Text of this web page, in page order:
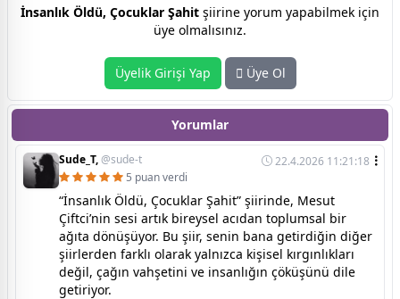
İnsanlık Öldü, Çocuklar Şahit şiirine yorum yapabilmek için
üye olmalısınız.
Üyelik Girişi Yap Üye Ol
Yorumlar
Sude_T,@sude-t
22.4.2026 11:21:18
5 puan verdi
“İnsanlık Öldü, Çocuklar Şahit” şiirinde, Mesut
Çiftci’nin sesi artık bireysel acıdan toplumsal bir
ağıta dönüşüyor. Bu şiir, senin bana getirdiğin diğer
şiirlerden farklı olarak yalnızca kişisel kırgınlıkları
değil, çağın vahşetini ve insanlığın çöküşünü dile
getiriyor.